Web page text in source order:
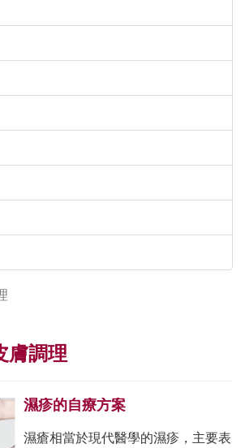
膚調理
濕疹的自療方案
濕瘡相當於現代醫學的濕疹，主要表